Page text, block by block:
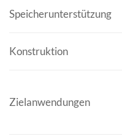
Speicherunterstützung
Konstruktion
Zielanwendungen